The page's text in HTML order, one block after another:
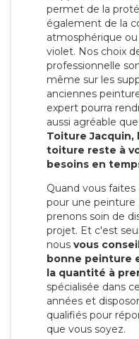
permet de la
également de la
atmosphérique
violet. Nos choix
professionnelle
même sur les
anciennes
expert pourra
aussi agréable
Toiture Jacquin,
toiture reste à
besoins en
Quand vous faites
pour une peinture
prenons soin de
projet. Et c'est
nous vous
bonne peinture
la quantité à
spécialisée dans
années et
qualifiés pour
que vous soyez.